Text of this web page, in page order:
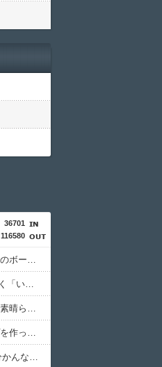
36701
116580
【お前らも気をつけような！】ガールズバンドのボーカルさん、客席ダイブした結果『こう』なってしまいお気持ち表明してしまう…
【悲報】取引先専務「Aを20個注文する」 ぼく「いつも1～2個しか使わないけど本当に20であってる？」 取専「あってる」→結果『こう』なったんだがコレワイが悪いんか？？？？？？？？
【画像】本田望結の妹、姉妹で並んだ姿が大変素晴らしいと話題にw w w w w w w
【動画】高校生さん、文化祭でコーヒーカップを作って大盛りあがり←なんかどっかで見たことあると話題に
【画像】このLINEでなんで女が怒ってるのか分かんない奴はモテない奴確定らしい←お前らは勿論わかるよな？？？？？？？